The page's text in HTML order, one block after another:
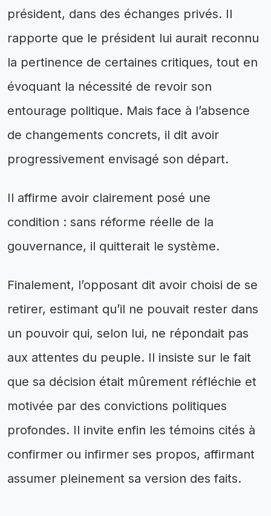
président, dans des échanges privés. Il
rapporte que le président lui aurait reconnu
la pertinence de certaines critiques, tout en
évoquant la nécessité de revoir son
entourage politique. Mais face à l’absence
de changements concrets, il dit avoir
progressivement envisagé son départ.
Il affirme avoir clairement posé une
condition : sans réforme réelle de la
gouvernance, il quitterait le système.
Finalement, l’opposant dit avoir choisi de se
retirer, estimant qu’il ne pouvait rester dans
un pouvoir qui, selon lui, ne répondait pas
aux attentes du peuple. Il insiste sur le fait
que sa décision était mûrement réfléchie et
motivée par des convictions politiques
profondes. Il invite enfin les témoins cités à
confirmer ou infirmer ses propos, affirmant
assumer pleinement sa version des faits.